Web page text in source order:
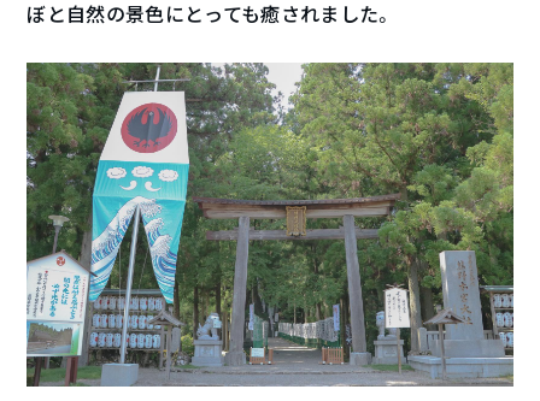
ぼと自然の景色にとっても癒されました。